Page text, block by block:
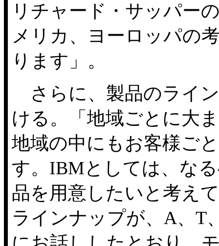
リチャード・サッパー
メリカ、ヨーロッパの
ります」。
さらに、製品のライ
ける。「地域ごとに大
地域の中にもお客様ご
す。IBMとしては、な
品を用意したいと考え
ラインナップが、A、T